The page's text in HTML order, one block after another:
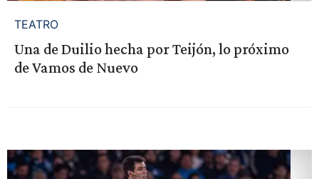
TEATRO
Una de Duilio hecha por Teijón, lo próximo
de Vamos de Nuevo